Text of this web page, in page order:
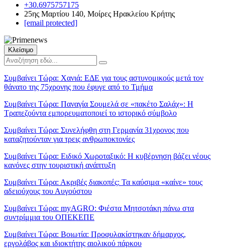
+30.6975757175
25ης Μαρτίου 140, Μοίρες Ηρακλείου Κρήτης
[email protected]
Κλείσιμο
Συμβαίνει Τώρα: Χανιά: ΕΔΕ για τους αστυνομικούς μετά τον
θάνατο της 75χρονης που έφυγε από το Τμήμα
Συμβαίνει Τώρα: Παναγία Σουμελά σε «πακέτο Σαλάχ»: Η
Τραπεζούντα εμπορευματοποιεί το ιστορικό σύμβολο
Συμβαίνει Τώρα: Συνελήφθη στη Γερμανία 31χρονος που
καταζητούνταν για τρεις ανθρωποκτονίες
Συμβαίνει Τώρα: Ειδικό Χωροταξικό: Η κυβέρνηση βάζει νέους
κανόνες στην τουριστική ανάπτυξη
Συμβαίνει Τώρα: Ακριβές διακοπές: Τα καύσιμα «καίνε» τους
αδειούχους του Αυγούστου
Συμβαίνει Τώρα: myAGRO: Φιέστα Μητσοτάκη πάνω στα
συντρίμμια του ΟΠΕΚΕΠΕ
Συμβαίνει Τώρα: Βοιωτία: Προφυλακίστηκαν δήμαρχος,
εργολάβος και ιδιοκτήτης αιολικού πάρκου